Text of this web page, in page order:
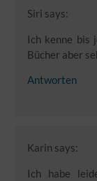
Siri says:
Ich kenne bis
Bücher aber
Antworten
Karin says:
Ich habe